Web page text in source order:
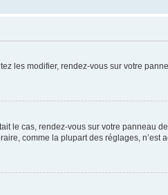
les modifier, rendez-vous sur votre
le cas, rendez-vous sur votre panneau
comme la plupart des réglages, n’est